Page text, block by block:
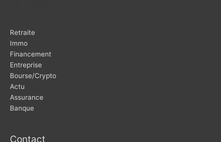
Retraite
Immo
Financement
Entreprise
Bourse/Crypto
Actu
Assurance
Banque
Contact